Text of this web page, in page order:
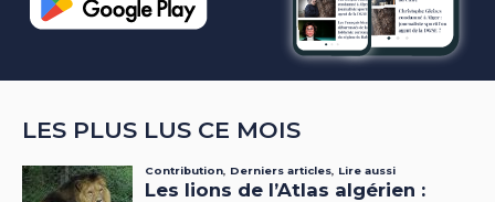
LES PLUS LUS CE MOIS